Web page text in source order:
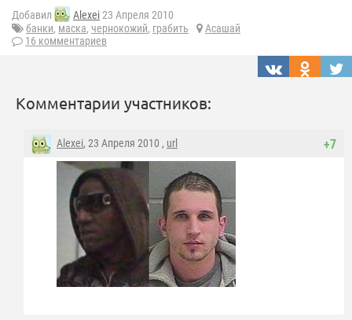
Добавил Alexei23 Апреля 2010
банки, маска, чернокожий, грабить
Асашай
16 комментариев
Комментарии участников:
+7
Alexei, 23 Апреля 2010 , url